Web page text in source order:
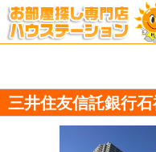
三井住友信託銀行